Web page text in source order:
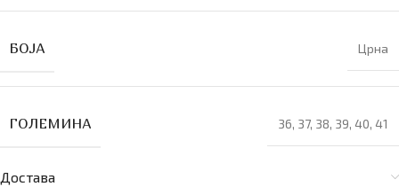
БОЈА Црна
ГОЛЕМИНА 36, 37, 38, 39, 40, 41
Достава